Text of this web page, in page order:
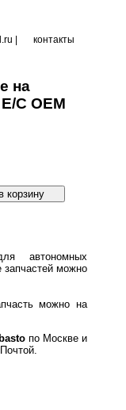
| контакты
на
C OEM
корзину
автономных
запчастей можно
можно на
по Москве и